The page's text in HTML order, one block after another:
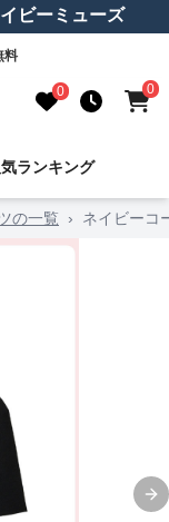
ビーミューズ
料
0 0
気ランキング
の一覧 › ネイビーコ